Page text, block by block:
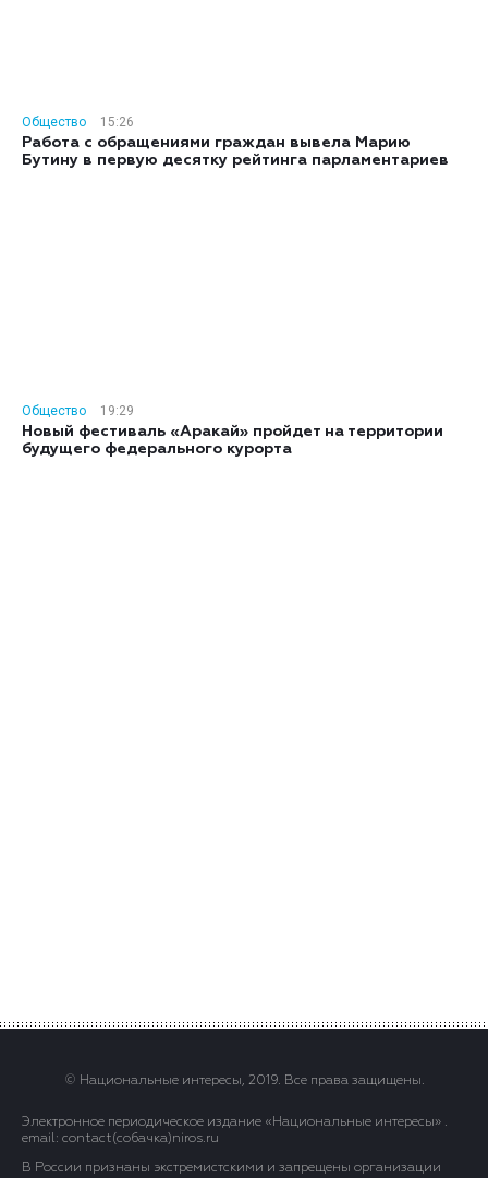
Общество
15:26
Работа с обращениями граждан вывела Марию
Бутину в первую десятку рейтинга парламентариев
Общество
19:29
Новый фестиваль «Аракай» пройдет на территории
будущего федерального курорта
© Национальные интересы, 2019. Все права защищены.
Электронное периодическое издание «Национальные интересы» .
email: contact(сoбaчка)niros.ru
В России признаны экстремистскими и запрещены организации